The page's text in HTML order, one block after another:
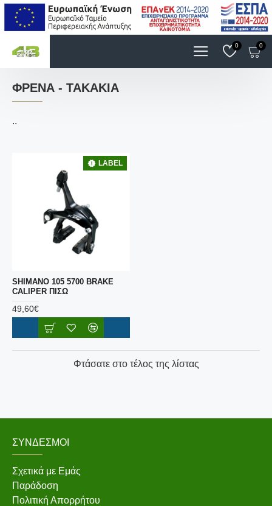
0 0
ΦΡΈΝΑ - ΤΑΚΆΚΙΑ
..
LABEL
SHIMANO 105 5700 BRAKE
CALIPER ΠΙΣΩ
49,60€
Φτάσατε στο τέλος της λίστας
ΣΎΝΔΕΣΜΟΙ
Σχετικά με Εμάς
Παράδοση
Πολιτική Απορρήτου